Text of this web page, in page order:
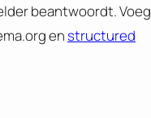
beantwoordt. Voeg
en structured